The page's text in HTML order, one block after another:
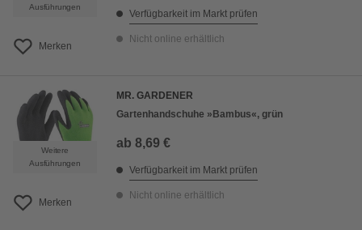
Ausführungen
Merken
Verfügbarkeit im Markt prüfen
Nicht online erhältlich
Weitere
Ausführungen
Merken
MR. GARDENER
Gartenhandschuhe »Bambus«, grün
ab 8,69 €
Verfügbarkeit im Markt prüfen
Nicht online erhältlich